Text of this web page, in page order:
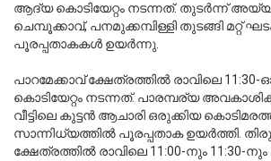
ആദ്യ കൊടിയേറ്റം നടന്നത്. തുടർന്ന്
ചെമ്പൂക്കാവ്, പനമുക്കമ്പിള്ളി തുടങ്ങി മറ്റ്
പൂരപ്പതാകകൾ ഉയർന്നു.
പാറമേക്കാവ് ക്ഷേത്രത്തിൽ രാവിലെ
കൊടിയേറ്റം നടന്നത്. പാരമ്പര്യ
വീട്ടിലെ കുട്ടൻ ആചാരി ഒരുക്കിയ
സാന്നിധ്യത്തിൽ പൂരപ്പതാക ഉയർത്തി.
ക്ഷേത്രത്തിൽ രാവിലെ 11:00-നും 11:30-